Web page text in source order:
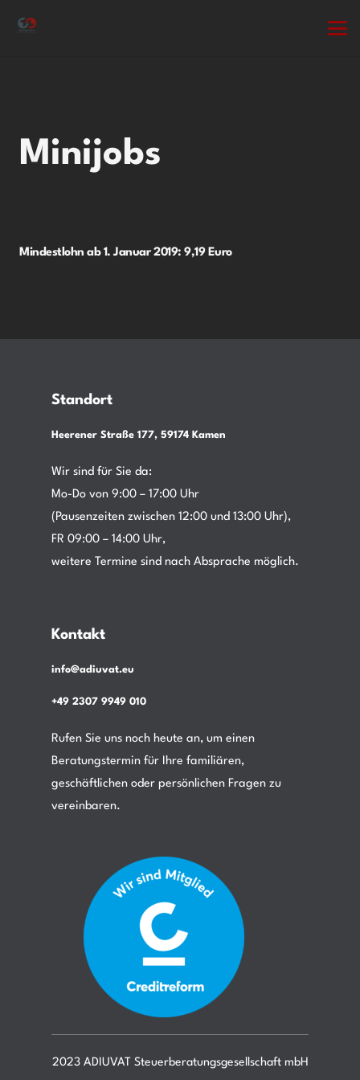
Minijobs
Mindestlohn ab 1. Januar 2019: 9,19 Euro
Standort
Heerener Straße 177, 59174 Kamen
Wir sind für Sie da:
Mo-Do von 9:00 – 17:00 Uhr
(Pausenzeiten zwischen 12:00 und 13:00 Uhr),
FR 09:00 – 14:00 Uhr,
weitere Termine sind nach Absprache möglich.
Kontakt
info@adiuvat.eu
+49 2307 9949 010
Rufen Sie uns noch heute an, um einen
Beratungstermin für Ihre familiären,
geschäftlichen oder persönlichen Fragen zu
vereinbaren.
2023 ADIUVAT Steuerberatungsgesellschaft mbH